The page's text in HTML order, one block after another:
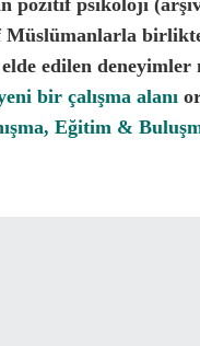
pozitif psikoloji
Müslümanlarla
edilen deneyimler
bir çalışma alanı
Eğitim &